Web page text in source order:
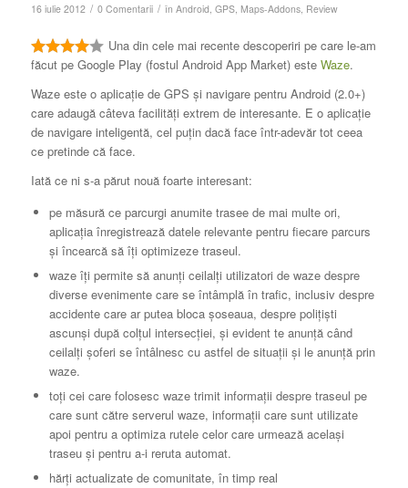
16 iulie 2012 / 0 Comentarii / în Android, GPS, Maps-Addons, Review
Una din cele mai recente descoperiri pe care le-am
făcut pe Google Play (fostul Android App Market) este Waze.
Waze este o aplicație de GPS și navigare pentru Android (2.0+)
care adaugă câteva facilități extrem de interesante. E o aplicație
de navigare inteligentă, cel puțin dacă face într-adevăr tot ceea
ce pretinde că face.
Iată ce ni s-a părut nouă foarte interesant:
pe măsură ce parcurgi anumite trasee de mai multe ori,
aplicația înregistrează datele relevante pentru fiecare parcurs
și încearcă să îți optimizeze traseul.
waze îți permite să anunți ceilalți utilizatori de waze despre
diverse evenimente care se întâmplă în trafic, inclusiv despre
accidente care ar putea bloca șoseaua, despre polițiști
ascunși după colțul intersecției, și evident te anunță când
ceilalți șoferi se întâlnesc cu astfel de situații și le anunță prin
waze.
toți cei care folosesc waze trimit informații despre traseul pe
care sunt către serverul waze, informații care sunt utilizate
apoi pentru a optimiza rutele celor care urmează același
traseu și pentru a-i reruta automat.
hărți actualizate de comunitate, în timp real